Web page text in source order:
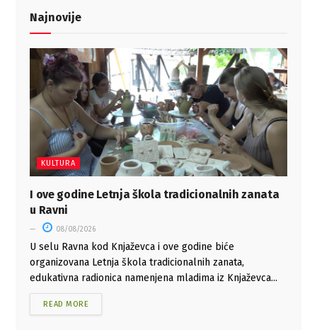
Najnovije
KULTURA
I ove godine Letnja škola tradicionalnih zanata
u Ravni
08/08/2026
U selu Ravna kod Knjaževca i ove godine biće
organizovana Letnja škola tradicionalnih zanata,
edukativna radionica namenjena mladima iz Knjaževca...
READ MORE